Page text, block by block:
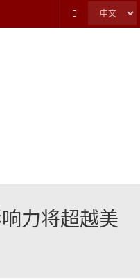
力将超越美